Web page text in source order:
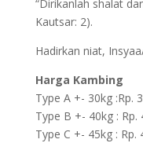
“Dirikanlah shalat
Kautsar: 2).
Hadirkan niat,
Harga Kambing
Type A +- 30kg :Rp.
Type B +- 40kg : Rp.
Type C +- 45kg : Rp.